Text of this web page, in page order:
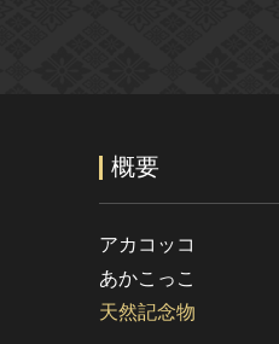
概要
アカコッコ
あかこっこ
天然記念物